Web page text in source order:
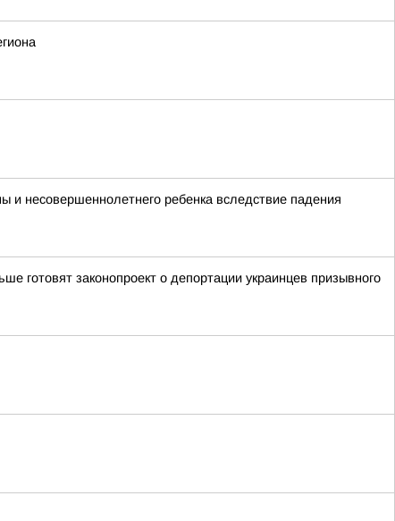
и несовершеннолетнего ребенка вследствие падения
законопроект о депортации украинцев призывного